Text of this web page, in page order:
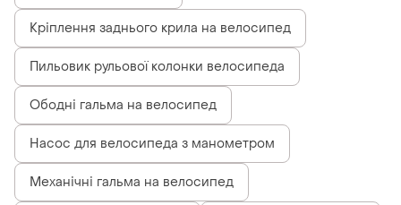
Кріплення заднього крила на велосипед
Пильовик рульової колонки велосипеда
Ободні гальма на велосипед
Насос для велосипеда з манометром
Механічні гальма на велосипед